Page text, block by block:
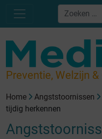
Preventie, Welzijn
Home Angststoornissen
tijdig herkennen